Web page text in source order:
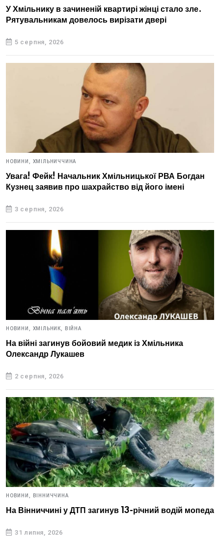
У Хмільнику в зачиненій квартирі жінці стало зле.
Рятувальникам довелось вирізати двері
5 серпня, 2026
НОВИНИ, ХМІЛЬНИЧЧИНА
Увага! Фейк! Начальник Хмільницької РВА Богдан
Кузнец заявив про шахрайство від його імені
3 серпня, 2026
НОВИНИ, ХМІЛЬНИК, ВІЙНА
На війні загинув бойовий медик із Хмільника
Олександр Лукашев
2 серпня, 2026
НОВИНИ, ВІННИЧЧИНА
На Вінниччині у ДТП загинув 13-річний водій мопеда
31 липня, 2026